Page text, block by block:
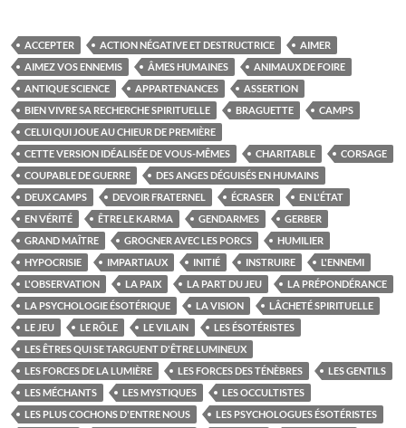
ACCEPTER ACTION NÉGATIVE ET DESTRUCTRICE
AIMER
AIMEZ VOS ENNEMIS
ÂMES HUMAINES
ANIMAUX DE FOIRE
ANTIQUE SCIENCE
APPARTENANCES
ASSERTION
BIEN VIVRE SA RECHERCHE SPIRITUELLE
BRAGUETTE
CAMPS
CELUI QUI JOUE AU CHIEUR DE PREMIÈRE
CETTE VERSION IDÉALISÉE DE VOUS-MÊMES
CHARITABLE
CORSAGE
COUPABLE DE GUERRE
DES ANGES DÉGUISÉS EN HUMAINS
DEUX CAMPS
DEVOIR FRATERNEL ÉCRASER
EN L'ÉTAT
EN VÉRITÉ
ÊTRE LE KARMA GENDARMES
GERBER
GRAND MAÎTRE
GROGNER AVEC LES PORCS
HUMILIER
HYPOCRISIE
IMPARTIAUX INITIÉ INSTRUIRE
L'ENNEMI
L'OBSERVATION
LA PAIX LA PART DU JEU
LA PRÉPONDÉRANCE
LA PSYCHOLOGIE ÉSOTÉRIQUE
LA VISION
LÂCHETÉ SPIRITUELLE
LE JEU
LE RÔLE LE VILAIN
LES ÉSOTÉRISTES
LES ÊTRES QUI SE TARGUENT D'ÊTRE LUMINEUX
LES FORCES DE LA LUMIÈRE
LES FORCES DES TÉNÈBRES
LES GENTILS
LES MÉCHANTS
LES MYSTIQUES
LES OCCULTISTES
LES PLUS COCHONS D'ENTRE NOUS
LES PSYCHOLOGUES ÉSOTÉRISTES